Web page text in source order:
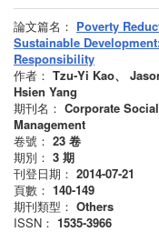
論文篇名： Poverty
Sustainable
Responsibility
作者： Tzu‐Yi Kao、
Hsien Yang
期刊名： Corporate
Management
卷號： 23 卷
期別： 3 期
刊登日期： 2014-07-21
頁數： 140-149
期刊類型： Others
ISSN： 1535-3966